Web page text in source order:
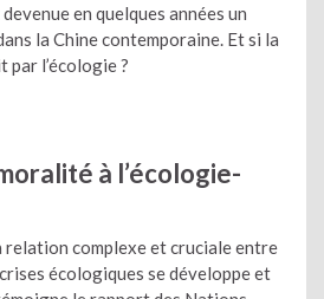
en quelques années un
la Chine contemporaine. Et si la
par l’écologie ?
à l’écologie-
relation complexe et cruciale entre
écologiques se développe et